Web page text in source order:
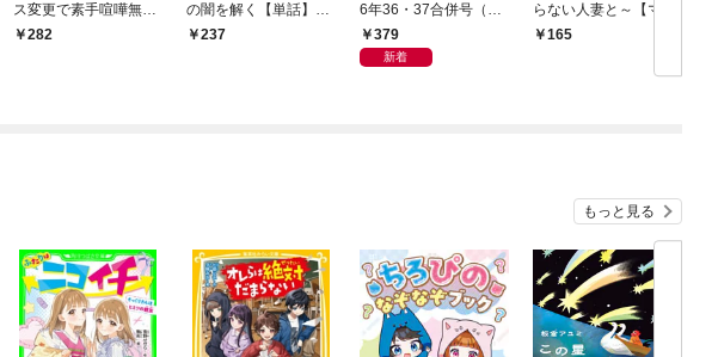
ス変更で素手喧嘩無敗
になりました【単話】
282
の闇を解く【単話】
（１）
237
6年36・37合併号（20
26年8月5日発売号）
379
新着
らない人妻と～【マイ
クロ】（１）
165
もっと見る